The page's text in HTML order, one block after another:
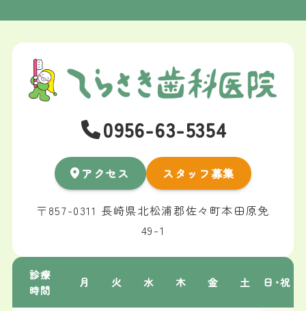
0956-63-5354
アクセス スタッフ募集
〒857-0311 長崎県北松浦郡佐々町本田原免
49-1
診療
時間
月 火 水 木 金 土 日･祝